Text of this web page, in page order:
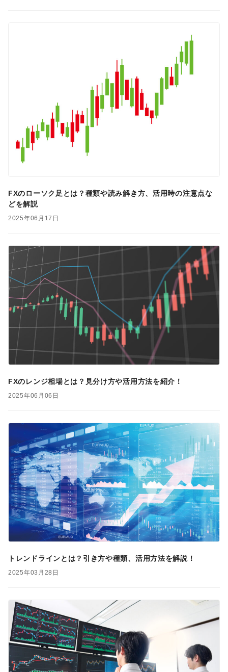
FXのローソク足とは？種類や読み解き方、活用時の注意点な
どを解説
2025年06月17日
FXのレンジ相場とは？見分け方や活用方法を紹介！
2025年06月06日
トレンドラインとは？引き方や種類、活用方法を解説！
2025年03月28日